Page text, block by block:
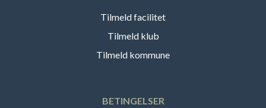
Tilmeld facilitet
Tilmeld klub
Tilmeld kommune
BETINGELSER